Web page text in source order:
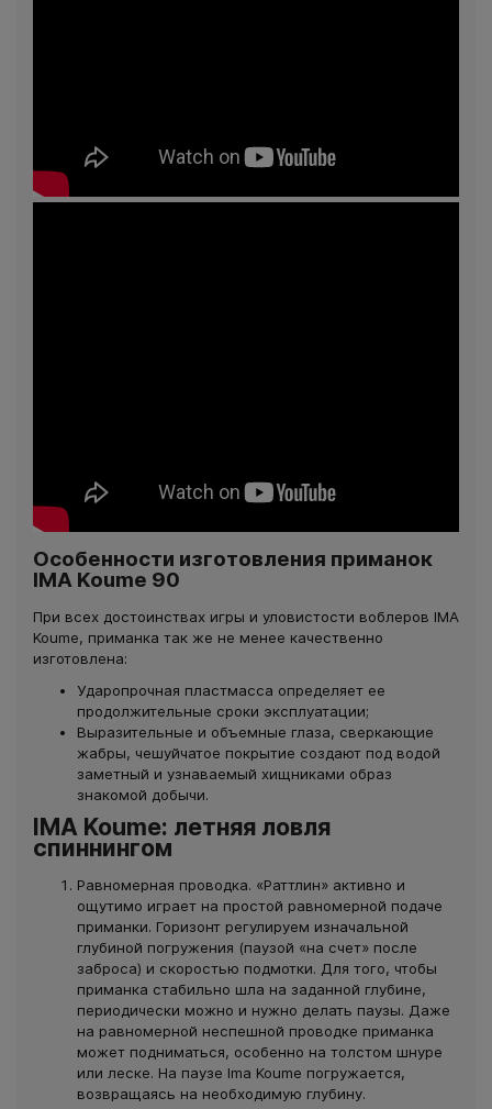
Особенности изготовления приманок
IMA Koume 90
При всех достоинствах игры и уловистости воблеров IMA
Koume, приманка так же не менее качественно
изготовлена:
Ударопрочная пластмасса определяет ее
продолжительные сроки эксплуатации;
Выразительные и объемные глаза, сверкающие
жабры, чешуйчатое покрытие создают под водой
заметный и узнаваемый хищниками образ
знакомой добычи.
IMA Koume: летняя ловля
спиннингом
Равномерная проводка. «Раттлин» активно и
ощутимо играет на простой равномерной подаче
приманки. Горизонт регулируем изначальной
глубиной погружения (паузой «на счет» после
заброса) и скоростью подмотки. Для того, чтобы
приманка стабильно шла на заданной глубине,
периодически можно и нужно делать паузы. Даже
на равномерной неспешной проводке приманка
может подниматься, особенно на толстом шнуре
или леске. На паузе Ima Koume погружается,
возвращаясь на необходимую глубину.